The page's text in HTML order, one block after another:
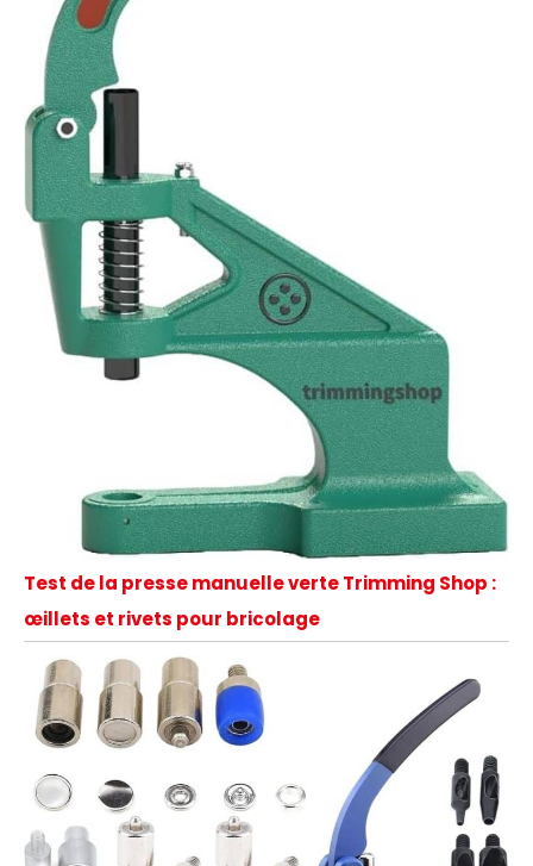
Test de la presse manuelle verte Trimming Shop :
œillets et rivets pour bricolage